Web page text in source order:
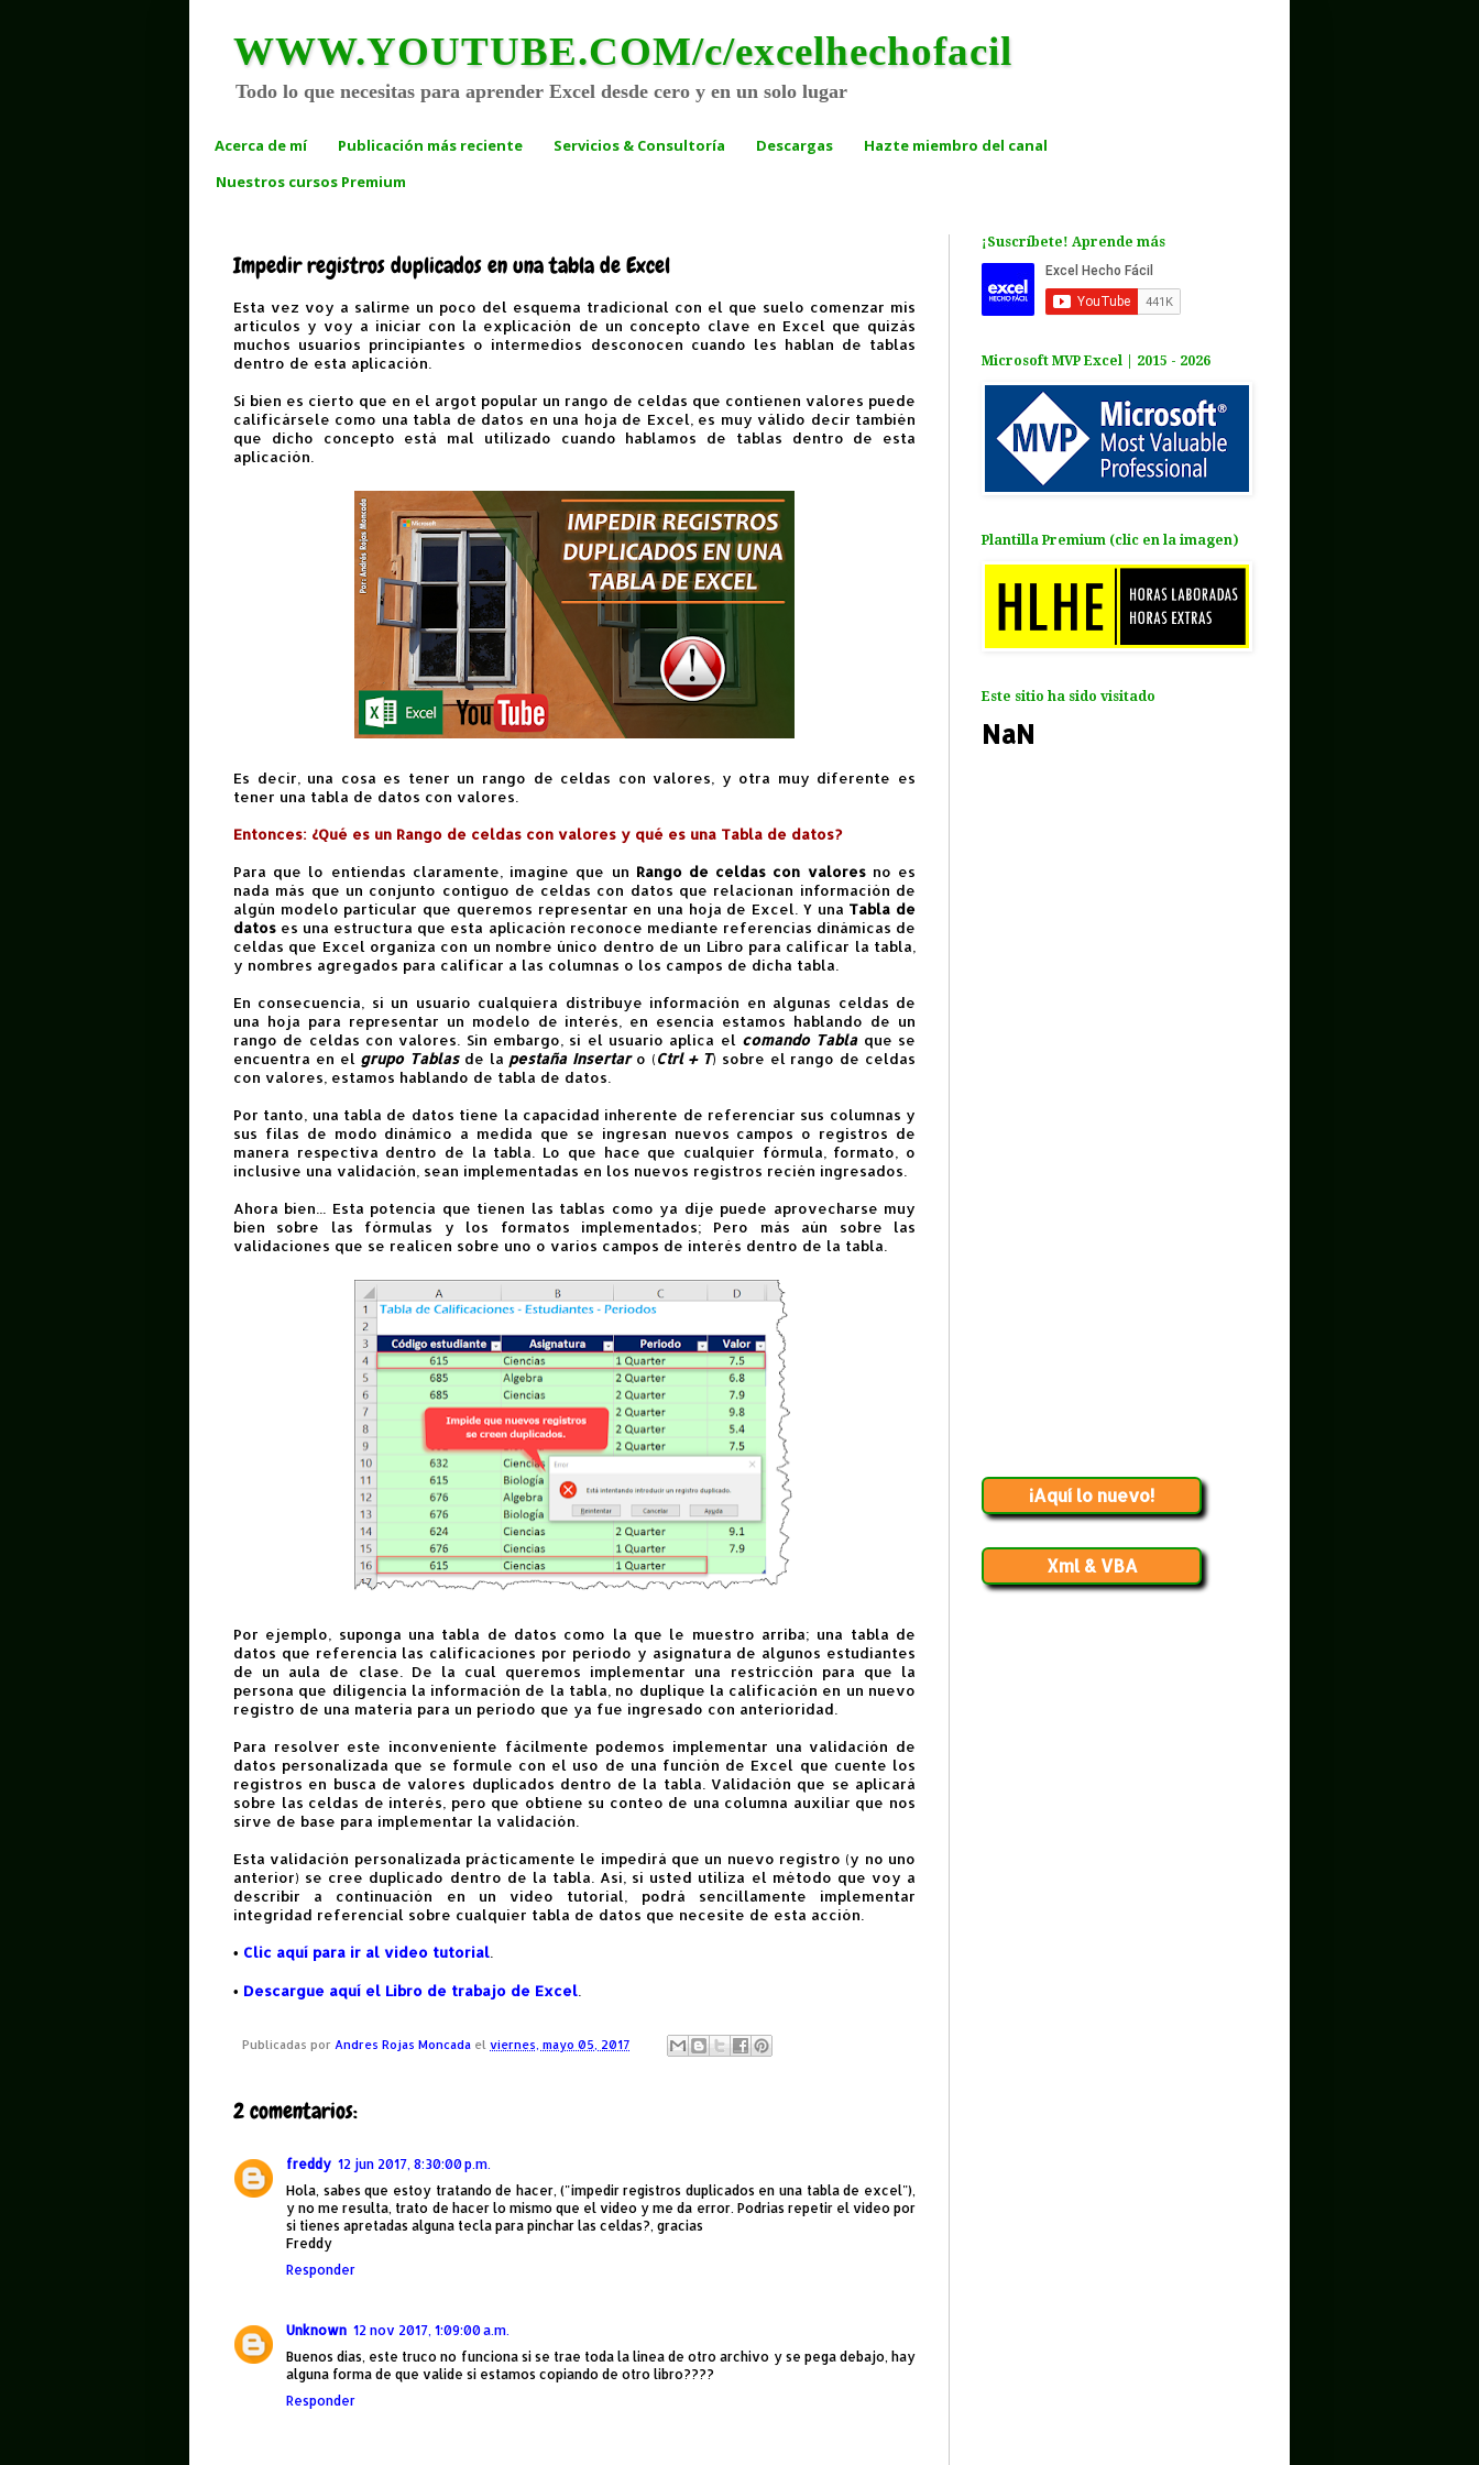
WWW.YOUTUBE.COM/c/excelhechofacil
Todo lo que necesitas para aprender Excel desde cero y en un solo lugar
Acerca de mí Publicación más reciente Servicios & Consultoría Descargas
Hazte miembro del canal
Nuestros cursos Premium
Impedir registros duplicados en una tabla de Excel
Esta vez voy a salirme un poco del esquema tradicional con el que suelo comenzar mis
artículos y voy a iniciar con la explicación de un concepto clave en Excel que quizás
muchos usuarios principiantes o intermedios desconocen cuando les hablan de tablas
dentro de esta aplicación.
Si bien es cierto que en el argot popular un rango de celdas que contienen valores puede
calificársele como una tabla de datos en una hoja de Excel, es muy válido decir también
que dicho concepto está mal utilizado cuando hablamos de tablas dentro de esta
aplicación.
Es decir, una cosa es tener un rango de celdas con valores, y otra muy diferente es
tener una tabla de datos con valores.
Entonces: ¿Qué es un Rango de celdas con valores y qué es una Tabla de datos?
Para que lo entiendas claramente, imagine que un Rango de celdas con valoresno es
nada más que un conjunto contiguo de celdas con datos que relacionan información de
algún modelo particular que queremos representar en una hoja de Excel. Y una Tabla de
datos es una estructura que esta aplicación reconoce mediante referencias dinámicas de
celdas que Excel organiza con un nombre único dentro de un Libro para calificar la tabla,
y nombres agregados para calificar a las columnas o los campos de dicha tabla.
En consecuencia, si un usuario cualquiera distribuye información en algunas celdas de
una hoja para representar un modelo de interés, en esencia estamos hablando de un
rango de celdas con valores. Sin embargo, si el usuario aplica el comando Tablaque se
encuentra en el grupo Tablasde la pestaña Insertaro (Ctrl + T) sobre el rango de celdas
con valores, estamos hablando de tabla de datos.
Por tanto, una tabla de datos tiene la capacidad inherente de referenciar sus columnas y
sus filas de modo dinámico a medida que se ingresan nuevos campos o registros de
manera respectiva dentro de la tabla. Lo que hace que cualquier fórmula, formato, o
inclusive una validación, sean implementadas en los nuevos registros recién ingresados.
Ahora bien... Esta potencia que tienen las tablas como ya dije puede aprovecharse muy
bien sobre las fórmulas y los formatos implementados; Pero más aún sobre las
validaciones que se realicen sobre uno o varios campos de interés dentro de la tabla.
Por ejemplo, suponga una tabla de datos como la que le muestro arriba; una tabla de
datos que referencia las calificaciones por periodo y asignatura de algunos estudiantes
de un aula de clase. De la cual queremos implementar una restricción para que la
persona que diligencia la información de la tabla, no duplique la calificación en un nuevo
registro de una materia para un periodo que ya fue ingresado con anterioridad.
Para resolver este inconveniente fácilmente podemos implementar una validación de
datos personalizada que se formule con el uso de una función de Excel que cuente los
registros en busca de valores duplicados dentro de la tabla. Validación que se aplicará
sobre las celdas de interés, pero que obtiene su conteo de una columna auxiliar que nos
sirve de base para implementar la validación.
Esta validación personalizada prácticamente le impedirá que un nuevo registro (y no uno
anterior) se cree duplicado dentro de la tabla. Así, si usted utiliza el método que voy a
describir a continuación en un video tutorial, podrá sencillamente implementar
integridad referencial sobre cualquier tabla de datos que necesite de esta acción.
• Clic aquí para ir al video tutorial
• Descargue aquí el Libro de trabajo de Excel
Publicadas por Andres Rojas Moncada el viernes, mayo 05, 2017
2 comentarios:
freddy 12 jun 2017, 8:30:00 p.m.
Hola, sabes que estoy tratando de hacer, ("impedir registros duplicados en una tabla de excel"),
y no me resulta, trato de hacer lo mismo que el video y me da error. Podrias repetir el video por
si tienes apretadas alguna tecla para pinchar las celdas?, gracias
Freddy
Responder
Unknown 12 nov 2017, 1:09:00 a.m.
Buenos dias, este truco no funciona si se trae toda la linea de otro archivo y se pega debajo, hay
alguna forma de que valide si estamos copiando de otro libro????
Responder
¡Suscríbete! Aprende más
Microsoft MVP Excel | 2015 - 2026
Plantilla Premium (clic en la imagen)
Este sitio ha sido visitado
NaN
¡Aquí lo nuevo!
Xml & VBA